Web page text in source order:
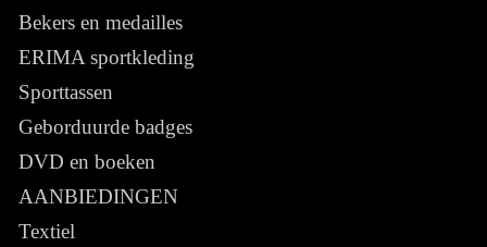
Bekers en medailles
ERIMA sportkleding
Sporttassen
Geborduurde badges
DVD en boeken
AANBIEDINGEN
Textiel